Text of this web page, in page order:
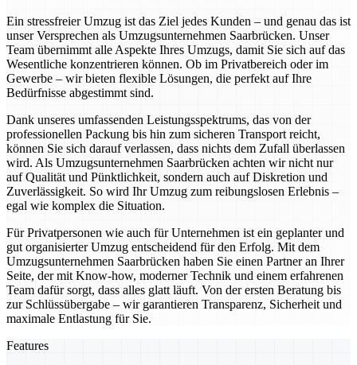
Ein stressfreier Umzug ist das Ziel jedes Kunden – und genau das ist
unser Versprechen als Umzugsunternehmen Saarbrücken. Unser
Team übernimmt alle Aspekte Ihres Umzugs, damit Sie sich auf das
Wesentliche konzentrieren können. Ob im Privatbereich oder im
Gewerbe – wir bieten flexible Lösungen, die perfekt auf Ihre
Bedürfnisse abgestimmt sind.
Dank unseres umfassenden Leistungsspektrums, das von der
professionellen Packung bis hin zum sicheren Transport reicht,
können Sie sich darauf verlassen, dass nichts dem Zufall überlassen
wird. Als Umzugsunternehmen Saarbrücken achten wir nicht nur
auf Qualität und Pünktlichkeit, sondern auch auf Diskretion und
Zuverlässigkeit. So wird Ihr Umzug zum reibungslosen Erlebnis –
egal wie komplex die Situation.
Für Privatpersonen wie auch für Unternehmen ist ein geplanter und
gut organisierter Umzug entscheidend für den Erfolg. Mit dem
Umzugsunternehmen Saarbrücken haben Sie einen Partner an Ihrer
Seite, der mit Know-how, moderner Technik und einem erfahrenen
Team dafür sorgt, dass alles glatt läuft. Von der ersten Beratung bis
zur Schlüssübergabe – wir garantieren Transparenz, Sicherheit und
maximale Entlastung für Sie.
Features